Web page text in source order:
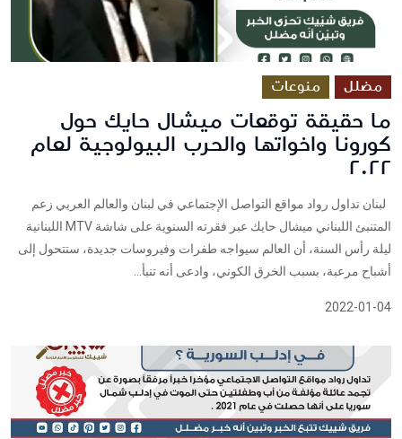
مضلل منوعات
ما حقيقة توقعات ميشال حايك حول
كورونا واخواتها والحرب البيولوجية لعام
٢٠٢٢
لبنان تداول رواد مواقع التواصل الإجتماعي في لبنان والعالم العربي زعم
المتنبئ اللبناني ميشال حايك عبر فقرته السنوية على شاشة MTV اللبنانية
ليلة رأس السنة، أن العالم سيواجه طفرات وفيروسات جديدة، ستتحول إلى
أشباح مرعبة، بسبب الخرق الكوني، وادعى أنه تنبأ...
2022-01-04